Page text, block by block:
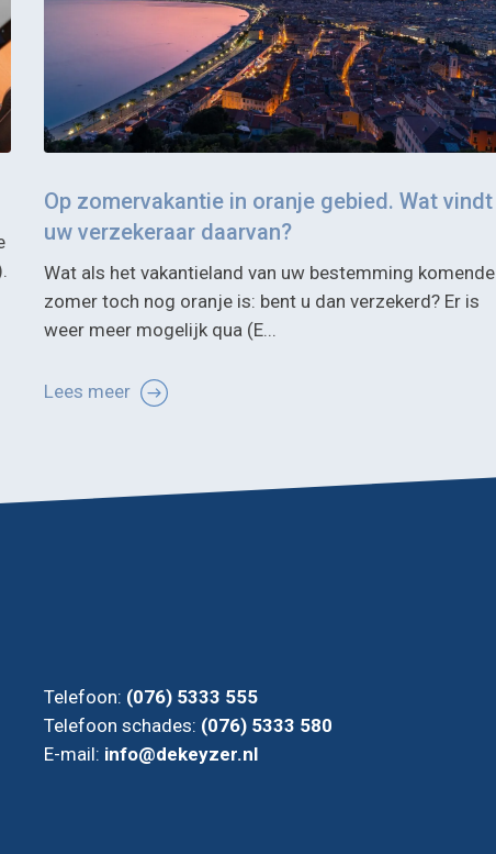
Op zomervakantie in oranje gebied. Wat vindt
uw verzekeraar daarvan?
Wat als het vakantieland van uw bestemming komende
zomer toch nog oranje is: bent u dan verzekerd? Er is
weer meer mogelijk qua (E...
Lees meer
Telefoon: (076) 5333 555
Telefoon schades: (076) 5333 580
E-mail: info@dekeyzer.nl